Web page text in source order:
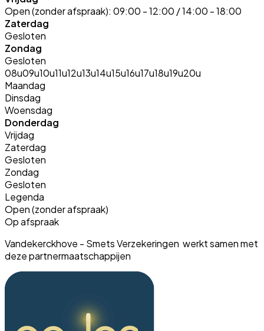
Open (zonder afspraak): 09:00 - 12:00 / 14:00 - 18:00
Zaterdag
Gesloten
Zondag
Gesloten
08u09u10u11u12u13u14u15u16u17u18u19u20u
Maandag
Dinsdag
Woensdag
Donderdag
Vrijdag
Zaterdag
Gesloten
Zondag
Gesloten
Legenda
Open (zonder afspraak)
Op afspraak
Vandekerckhove - Smets Verzekeringen werkt samen met
deze partnermaatschappijen